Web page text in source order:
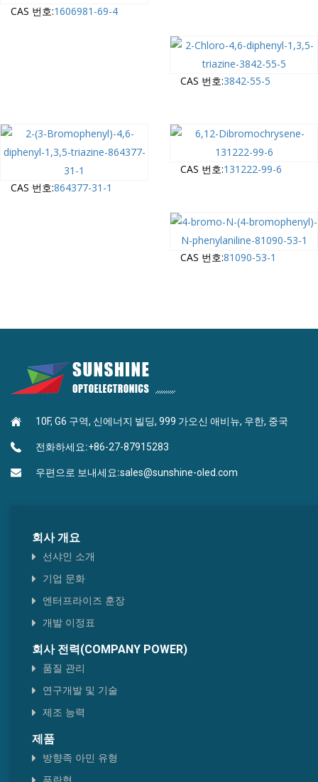
CAS 번호:1606981-69-4
CAS 번호:3842-55-5
CAS 번호:864377-31-1
CAS 번호:131222-99-6
CAS 번호:81090-53-1
10F, G6 구역, 신에너지 빌딩, 999 가오신 애비뉴, 우한, 중국
전화하세요:+86-27-87915283
우편으로 보내세요:sales@sunshine-oled.com
회사 개요
선샤인 소개
기업 문화
엔터프라이즈 훈장
개발 이정표
회사 전력(COMPANY POWER)
품질 관리
연구개발 및 기술
제조 능력
제품
방향족 아민 유형